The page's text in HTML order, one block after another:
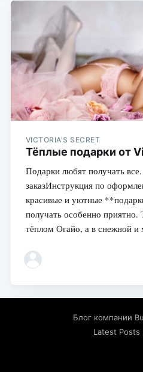
VICTORIA'S SECRET
Тёплые подарки от
Подарки любят получать
заказИнструкция по
красивые и уютные
получать особенно приятно.
тёплом Огайо, а в снежной и
Блог компании
Latest Posts